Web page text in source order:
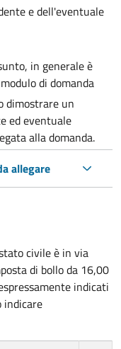
e dell'eventuale
in generale è
di domanda
dimostrare un
ed eventuale
alla domanda.
allegare
civile è in via
di bollo da 16,00
indicati
indicare